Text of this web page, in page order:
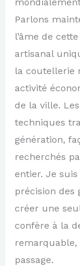
Parlons
l’âme de
artisanal
la coutellerie
activité
de la ville.
techniques
génération,
recherchés
entier. Je
précision des
créer une
confère à la
passage.